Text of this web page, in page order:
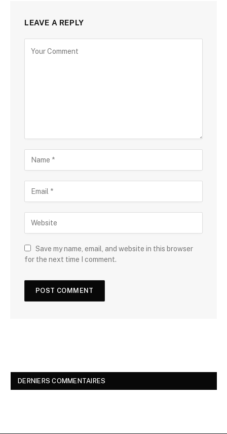
LEAVE A REPLY
Save my name, email, and website in this browser
for the next time I comment.
DERNIERS COMMENTAIRES